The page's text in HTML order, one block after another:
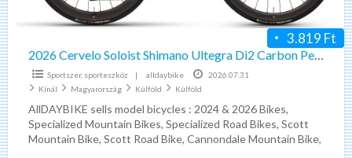
Performance
Road
Bike
3.819 Ft
2026 Cervelo Soloist Shimano Ultegra Di2 Carbon Performance Road Bike
Sportszer, sporteszköz | alldaybike
2026.07.31
Kínál
Magyarország Külföld Külföld
AllDAYBIKE sells model bicycles : 2024 & 2026 Bikes,
Specialized Mountain Bikes, Specialized Road Bikes, Scott
Mountain Bike, Scott Road Bike, Cannondale Mountain Bike,